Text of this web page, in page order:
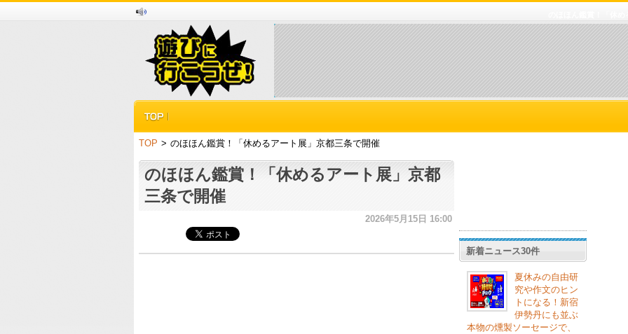
TOP > のほほん鑑賞！「休めるアート展」京都三条で開催
のほほん鑑賞！「休めるアート展」京都
三条で開催
2026年5月15日 16:00
新着ニュース30件
夏休みの自由研
究や作文のヒン
トになる！新宿
伊勢丹にも並ぶ
本物の燻製ソーセージで、